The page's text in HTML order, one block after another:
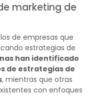
marketing de
de empresas que
estrategias de
han identificado
de estrategias de
, mientras que otras
con enfoques